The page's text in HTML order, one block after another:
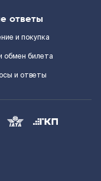
ответы
и покупка
обмен билета
и ответы